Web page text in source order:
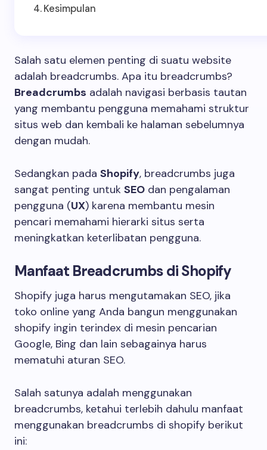
Kesimpulan
Salah satu elemen penting di suatu website
adalah breadcrumbs. Apa itu breadcrumbs?
Breadcrumbs adalah navigasi berbasis tautan
yang membantu pengguna memahami struktur
situs web dan kembali ke halaman sebelumnya
dengan mudah.
Sedangkan pada Shopify, breadcrumbs juga
sangat penting untuk SEO dan pengalaman
pengguna (UX) karena membantu mesin
pencari memahami hierarki situs serta
meningkatkan keterlibatan pengguna.
Manfaat Breadcrumbs di Shopify
Shopify juga harus mengutamakan SEO, jika
toko online yang Anda bangun menggunakan
shopify ingin terindex di mesin pencarian
Google, Bing dan lain sebagainya harus
mematuhi aturan SEO.
Salah satunya adalah menggunakan
breadcrumbs, ketahui terlebih dahulu manfaat
menggunakan breadcrumbs di shopify berikut
ini: